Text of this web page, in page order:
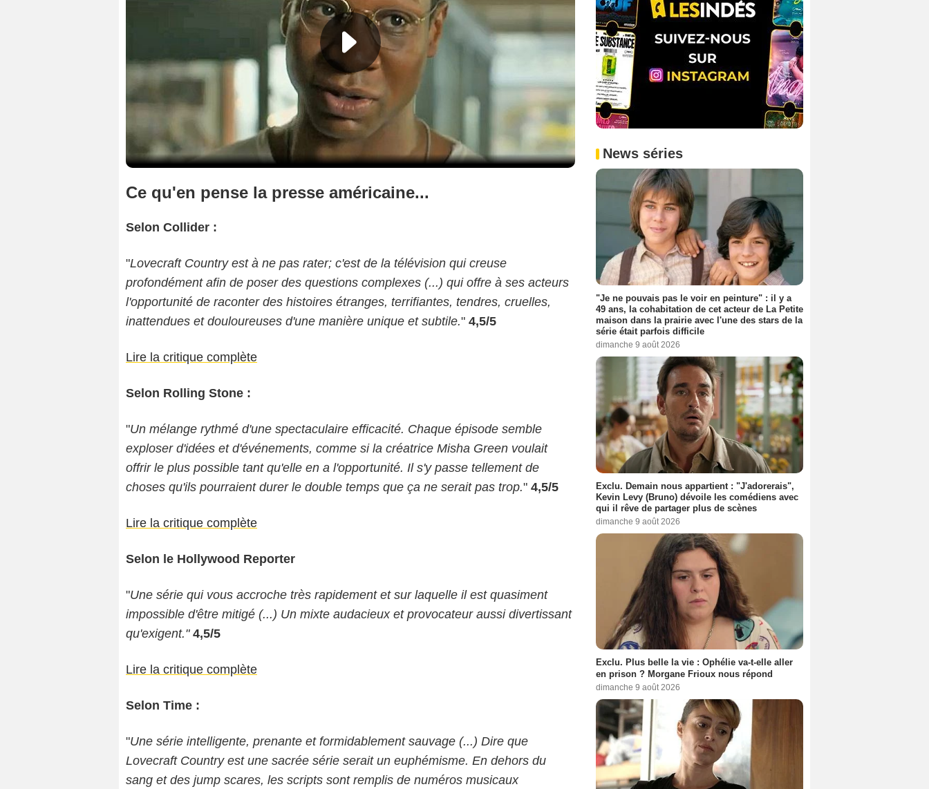
Ce qu'en pense la presse américaine...
Selon Collider :
"Lovecraft Country est à ne pas rater; c'est de la télévision qui creuse
profondément afin de poser des questions complexes (...) qui offre à ses acteurs
l'opportunité de raconter des histoires étranges, terrifiantes, tendres, cruelles,
inattendues et douloureuses d'une manière unique et subtile." 4,5/5
Lire la critique complète
Selon Rolling Stone :
"Un mélange rythmé d'une spectaculaire efficacité. Chaque épisode semble
exploser d'idées et d'événements, comme si la créatrice Misha Green voulait
offrir le plus possible tant qu'elle en a l'opportunité. Il s'y passe tellement de
choses qu'ils pourraient durer le double temps que ça ne serait pas trop." 4,5/5
Lire la critique complète
Selon le Hollywood Reporter
"Une série qui vous accroche très rapidement et sur laquelle il est quasiment
impossible d'être mitigé (...) Un mixte audacieux et provocateur aussi divertissant
qu'exigent."4,5/5
Lire la critique complète
Selon Time :
"Une série intelligente, prenante et formidablement sauvage (...) Dire que
Lovecraft Country est une sacrée série serait un euphémisme. En dehors du
sang et des jump scares, les scripts sont remplis de numéros musicaux
News séries
"Je ne pouvais pas le voir en peinture" : il y a
49 ans, la cohabitation de cet acteur de La Petite
maison dans la prairie avec l'une des stars de la
série était parfois difficile
dimanche 9 août 2026
Exclu. Demain nous appartient : "J'adorerais",
Kevin Levy (Bruno) dévoile les comédiens avec
qui il rêve de partager plus de scènes
dimanche 9 août 2026
Exclu. Plus belle la vie : Ophélie va-t-elle aller
en prison ? Morgane Frioux nous répond
dimanche 9 août 2026